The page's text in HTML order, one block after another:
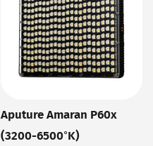
Aputure Amaran P60x
(3200-6500°K)